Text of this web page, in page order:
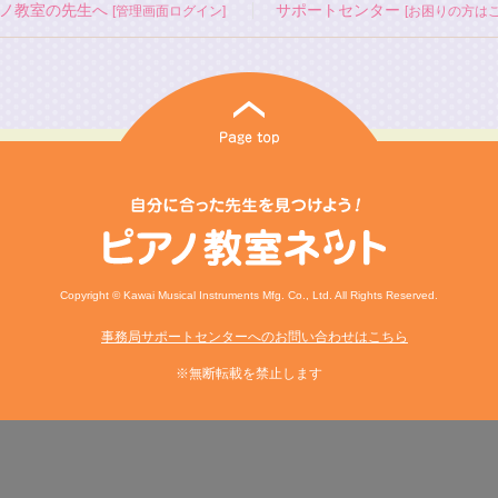
教室の先生へ [管理画面ログイン] サポートセンター [お困りの方は
Copyright © Kawai Musical Instruments Mfg. Co., Ltd. All Rights Reserved.
事務局サポートセンターへのお問い合わせはこちら
※無断転載を禁止します